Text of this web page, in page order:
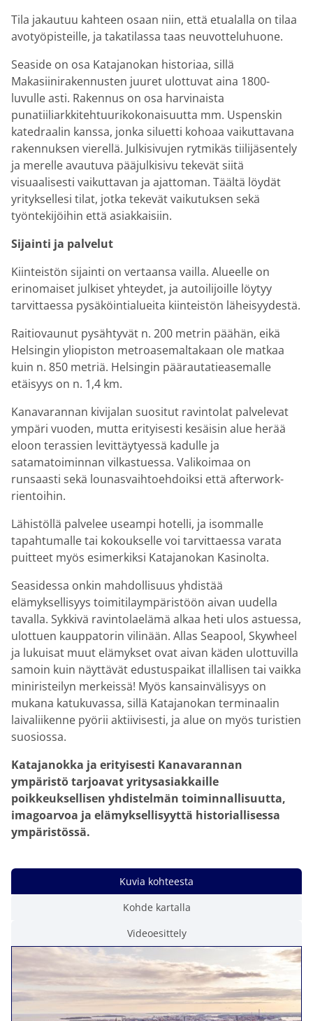
Tila jakautuu kahteen osaan niin, että etualalla on tilaa
avotyöpisteille, ja takatilassa taas neuvotteluhuone.
Seaside on osa Katajanokan historiaa, sillä
Makasiinirakennusten juuret ulottuvat aina 1800-
luvulle asti. Rakennus on osa harvinaista
punatiiliarkkitehtuurikokonaisuutta mm. Uspenskin
katedraalin kanssa, jonka siluetti kohoaa vaikuttavana
rakennuksen vierellä. Julkisivujen rytmikäs tiilijäsentely
ja merelle avautuva pääjulkisivu tekevät siitä
visuaalisesti vaikuttavan ja ajattoman. Täältä löydät
yrityksellesi tilat, jotka tekevät vaikutuksen sekä
työntekijöihin että asiakkaisiin.
Sijainti ja palvelut
Kiinteistön sijainti on vertaansa vailla. Alueelle on
erinomaiset julkiset yhteydet, ja autoilijoille löytyy
tarvittaessa pysäköintialueita kiinteistön läheisyydestä.
Raitiovaunut pysähtyvät n. 200 metrin päähän, eikä
Helsingin yliopiston metroasemaltakaan ole matkaa
kuin n. 850 metriä. Helsingin päärautatieasemalle
etäisyys on n. 1,4 km.
Kanavarannan kivijalan suositut ravintolat palvelevat
ympäri vuoden, mutta erityisesti kesäisin alue herää
eloon terassien levittäytyessä kadulle ja
satamatoiminnan vilkastuessa. Valikoimaa on
runsaasti sekä lounasvaihtoehdoiksi että afterwork-
rientoihin.
Lähistöllä palvelee useampi hotelli, ja isommalle
tapahtumalle tai kokoukselle voi tarvittaessa varata
puitteet myös esimerkiksi Katajanokan Kasinolta.
Seasidessa onkin mahdollisuus yhdistää
elämyksellisyys toimitilaympäristöön aivan uudella
tavalla. Sykkivä ravintolaelämä alkaa heti ulos astuessa,
ulottuen kauppatorin vilinään. Allas Seapool, Skywheel
ja lukuisat muut elämykset ovat aivan käden ulottuvilla
samoin kuin näyttävät edustuspaikat illallisen tai vaikka
miniristeilyn merkeissä! Myös kansainvälisyys on
mukana katukuvassa, sillä Katajanokan terminaalin
laivaliikenne pyörii aktiivisesti, ja alue on myös turistien
suosiossa.
Katajanokka ja erityisesti Kanavarannan
ympäristö tarjoavat yritysasiakkaille
poikkeuksellisen yhdistelmän toiminnallisuutta,
imagoarvoa ja elämyksellisyyttä historiallisessa
ympäristössä.
Kuvia kohteesta
Kohde kartalla
Videoesittely